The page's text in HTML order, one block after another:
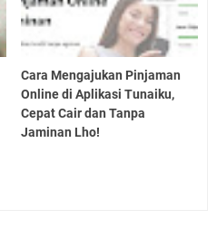
Cara Mengajukan Pinjaman
Online di Aplikasi Tunaiku,
Cepat Cair dan Tanpa
Jaminan Lho!